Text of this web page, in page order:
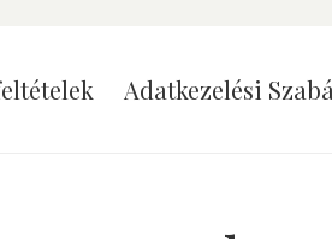
Adatkezelési